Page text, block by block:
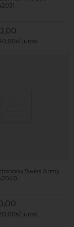
00
,00
Swiss Army
,00
00